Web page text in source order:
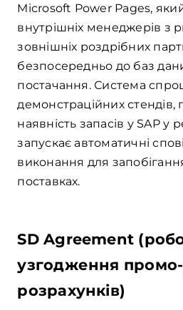
Microsoft Power Pages,
внутрішніх менеджерів з
зовнішніх роздрібних
безпосередньо до баз
постачання. Система
демонстраційних стендів,
наявність запасів у SAP у
запускає автоматичні
виконання для
поставках.
SD Agreement
узгодження промо-
розрахунків)